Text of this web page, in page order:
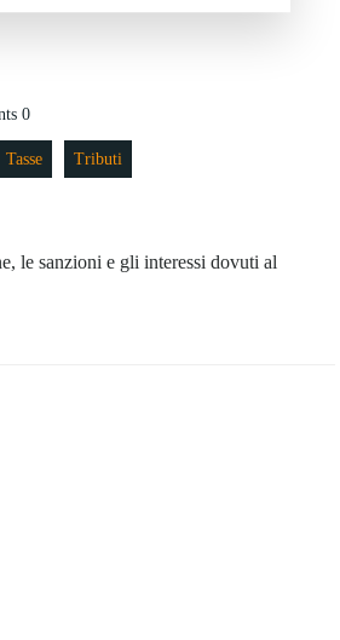
0
Tasse Tributi
le sanzioni e gli interessi dovuti al